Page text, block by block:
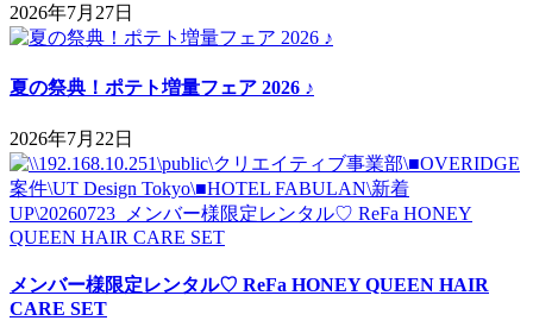
2026年7月27日
夏の祭典！ポテト増量フェア 2026 ♪
2026年7月22日
メンバー様限定レンタル♡ ReFa HONEY QUEEN HAIR
CARE SET